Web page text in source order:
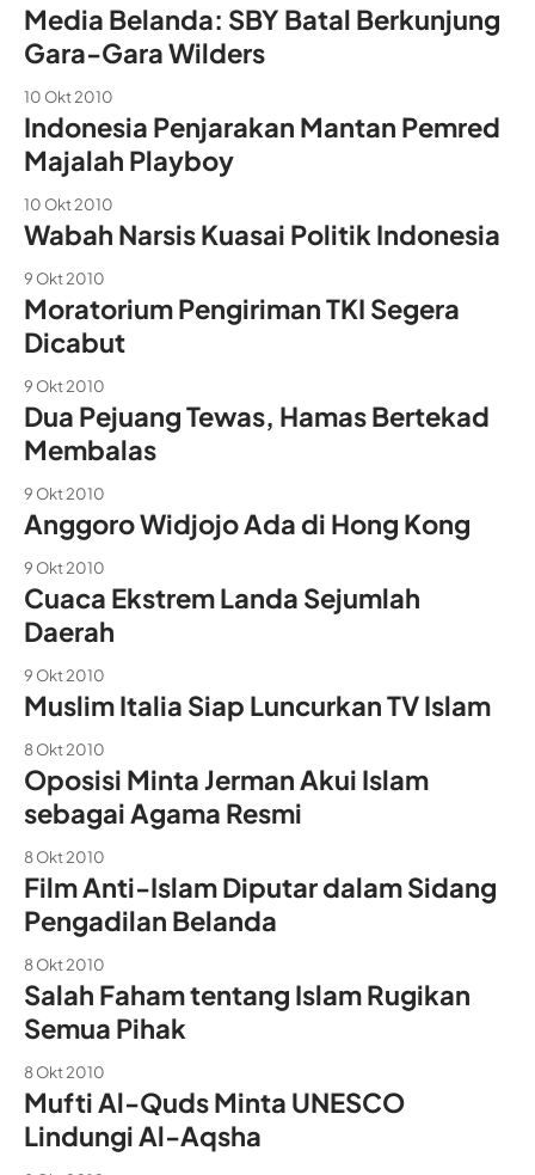
Media Belanda: SBY Batal Berkunjung
Gara-Gara Wilders
10 Okt 2010
Indonesia Penjarakan Mantan Pemred
Majalah Playboy
10 Okt 2010
Wabah Narsis Kuasai Politik Indonesia
9 Okt 2010
Moratorium Pengiriman TKI Segera
Dicabut
9 Okt 2010
Dua Pejuang Tewas, Hamas Bertekad
Membalas
9 Okt 2010
Anggoro Widjojo Ada di Hong Kong
9 Okt 2010
Cuaca Ekstrem Landa Sejumlah
Daerah
9 Okt 2010
Muslim Italia Siap Luncurkan TV Islam
8 Okt 2010
Oposisi Minta Jerman Akui Islam
sebagai Agama Resmi
8 Okt 2010
Film Anti-Islam Diputar dalam Sidang
Pengadilan Belanda
8 Okt 2010
Salah Faham tentang Islam Rugikan
Semua Pihak
8 Okt 2010
Mufti Al-Quds Minta UNESCO
Lindungi Al-Aqsha